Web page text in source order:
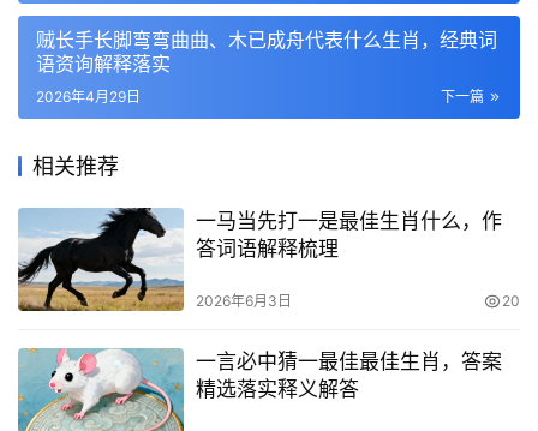
贼长手长脚弯弯曲曲、木已成舟代表什么生肖，经典词
语资询解释落实
下一篇
2026年4月29日
相关推荐
一马当先打一是最佳生肖什么，作
答词语解释梳理
2026年6月3日 20
一言必中猜一最佳最佳生肖，答案
精选落实释义解答